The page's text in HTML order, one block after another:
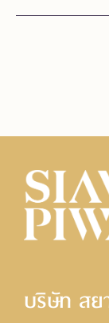
บริษัท สย